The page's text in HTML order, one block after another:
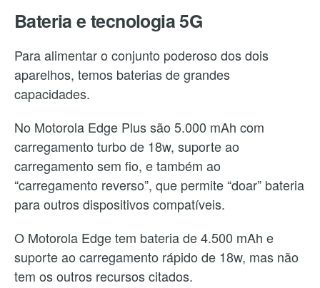
Bateria e tecnologia 5G
Para alimentar o conjunto poderoso dos dois
aparelhos, temos baterias de grandes
capacidades.
No Motorola Edge Plus são 5.000 mAh com
carregamento turbo de 18w, suporte ao
carregamento sem fio, e também ao
“carregamento reverso”, que permite “doar” bateria
para outros dispositivos compatíveis.
O Motorola Edge tem bateria de 4.500 mAh e
suporte ao carregamento rápido de 18w, mas não
tem os outros recursos citados.